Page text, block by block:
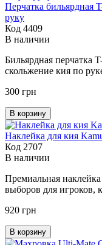
Перчатка бильярдная
руку
Код 4409
В наличии
Бильярдная перчатка
скольжение кия по
300 грн
В корзину
Наклейка для кия
Код 2707
В наличии
Премиальная
выборов для игроков,
920 грн
В корзину